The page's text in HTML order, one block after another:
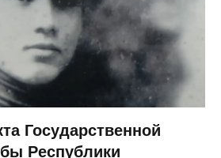
Государственной
Республики